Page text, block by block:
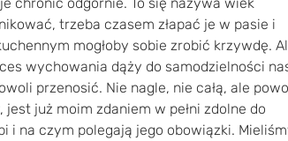
trzeba czasem złapać je w pasie i
mogłoby sobie zrobić krzywdę.
wychowania dąży do samodzielności
przenosić. Nie nagle, nie całą, ale
już moim zdaniem w pełni zdolne do
i na czym polegają jego obowiązki.